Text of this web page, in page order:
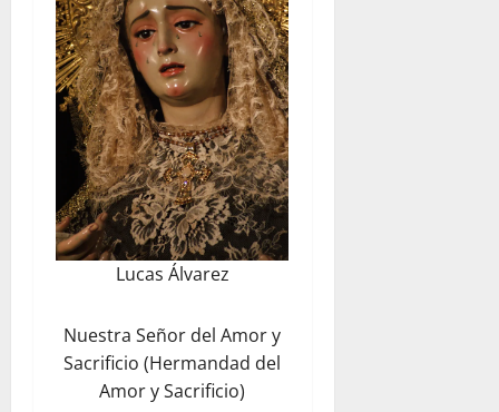
Lucas Álvarez
Nuestra Señor del Amor y
Sacrificio (Hermandad del
Amor y Sacrificio)